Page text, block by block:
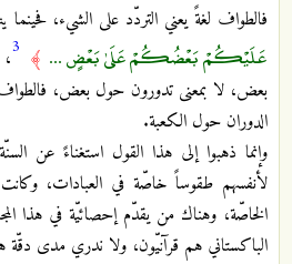
فالطواف لغةً يعني التردّد على الشيء، فحينما
عَلَيْكُمْ بَعْضُكُمْ عَلَىٰ بَعْضٍ ... ﴾ 3
بعض، لا بمعنى تدورون حول بعض، فالطواف
الدوران حول الكعبة.
وإنما ذهبوا إلى هذا القول استغناءً عن
لأنفسهم طقوساً خاصّة في العبادات،
الباكستاني هم قرآنيّون، ولا ندري مدى دقّة